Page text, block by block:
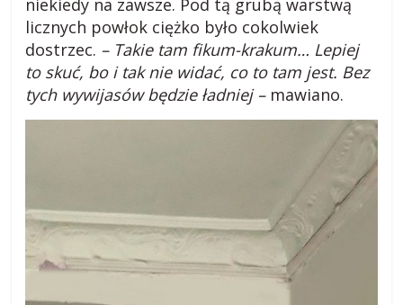
o
d
e
niekiedy na zawsze. Pod tą grubą warstwą
licznych powłok ciężko było cokolwiek
dostrzec. – Takie tam fikum-krakum… Lepiej
to skuć, bo i tak nie widać, co to tam jest. Bez
tych wywijasów będzie ładniej – mawiano.